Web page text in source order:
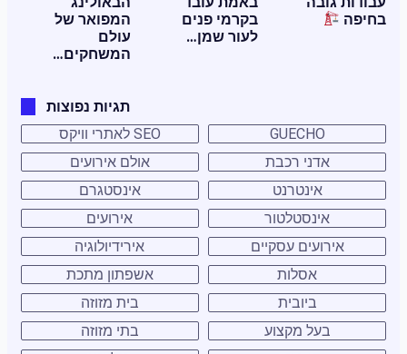
בחיפה
בקרמי פנים
לעור שמן…
המפואר של
עולם
המשחקים…
תגיות נפוצות
GUECHO
SEO לאתרי וויקס
אדני רכבת
אולם אירועים
אינטרנט
אינסטגרם
אינסטלטור
אירועים
אירועים עסקיים
אירידיולוגיה
אסלות
אשפתון מתכת
ביובית
בית מזוזה
בעל מקצוע
בתי מזוזה